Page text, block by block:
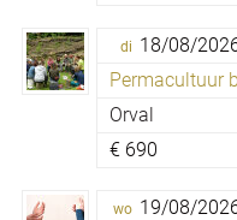
di 18/08/
Permacultuur
Orval
€ 690
wo 19/08/